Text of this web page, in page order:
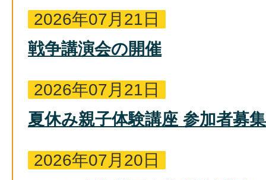
2026年07月21日
戦争講演会の開催
2026年07月21日
夏休み親子体験講座 参加者募
2026年07月20日